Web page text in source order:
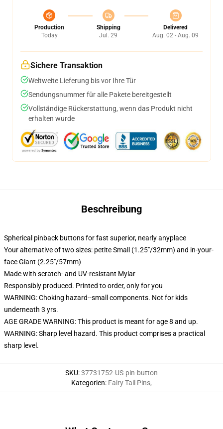
Production
Today
Shipping
Jul. 29
Delivered
Aug. 02 - Aug. 09
Sichere Transaktion
Weltweite Lieferung bis vor Ihre Tür
Sendungsnummer für alle Pakete bereitgestellt
Vollständige Rückerstattung, wenn das Produkt nicht
erhalten wurde
Beschreibung
Spherical pinback buttons for fast superior, nearly anyplace
Your alternative of two sizes: petite Small (1.25"/32mm) and in-your-
face Giant (2.25"/57mm)
Made with scratch- and UV-resistant Mylar
Responsibly produced. Printed to order, only for you
WARNING: Choking hazard--small components. Not for kids
underneath 3 yrs.
AGE GRADE WARNING: This product is meant for age 8 and up.
WARNING: Sharp level hazard. This product comprises a practical
sharp level.
SKU:37731752-US-pin-button
Kategorien: Fairy Tail Pins,